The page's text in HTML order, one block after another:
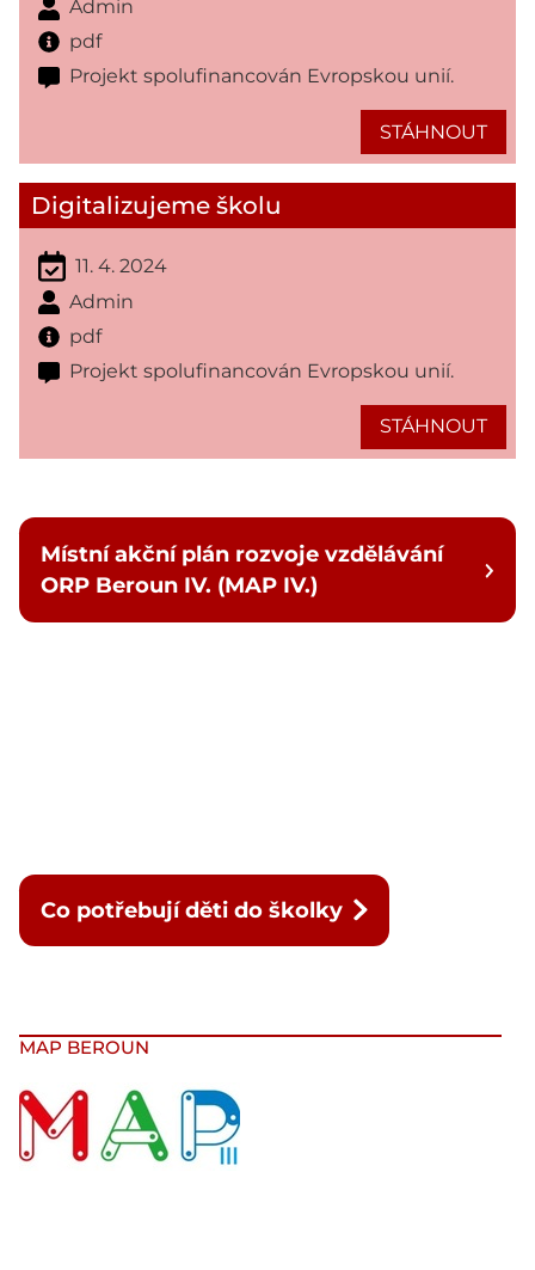
Co potřebují děti do školky
MAP BEROUN
Admin
pdf
Projekt spolufinancován Evropskou unií.
STÁHNOUT
Digitalizujeme školu
11. 4. 2024
Admin
pdf
Projekt spolufinancován Evropskou unií.
STÁHNOUT
Místní akční plán rozvoje vzdělávání
ORP Beroun IV. (MAP IV.)